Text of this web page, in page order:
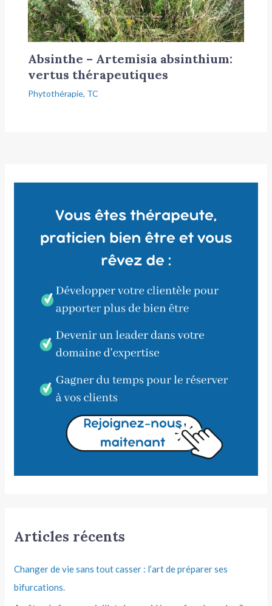
Absinthe – Artemisia absinthium:
vertus thérapeutiques
Phytothérapie, TC
Articles récents
Changer de vie sans tout casser : l’art de préparer ses
bifurcations.